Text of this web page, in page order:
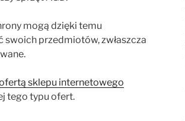
mogą dzięki temu
przedmiotów, zwłaszcza
sklepu internetowego
tego typu ofert.